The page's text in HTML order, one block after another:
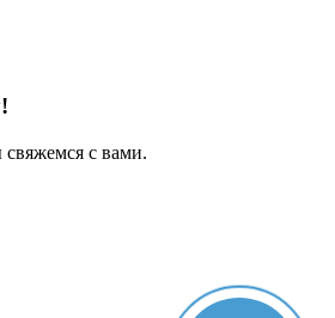
с вами.